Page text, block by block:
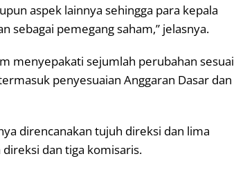
aspek lainnya sehingga para kepala
sebagai pemegang saham,” jelasnya.
menyepakati sejumlah perubahan sesuai
penyesuaian Anggaran Dasar dan
direncanakan tujuh direksi dan lima
dan tiga komisaris.